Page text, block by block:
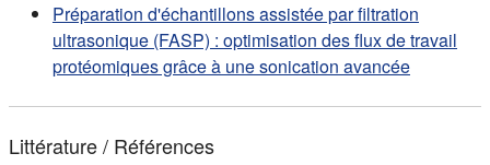
Préparation d'échantillons assistée par filtration
ultrasonique (FASP) : optimisation des flux de travail
protéomiques grâce à une sonication avancée
Littérature / Références